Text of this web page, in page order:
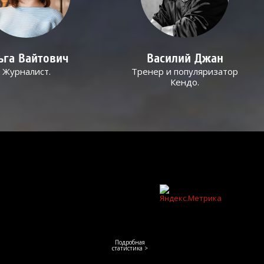
Вайтович
Журналист.
Василий Джан
Тренер и популяризатор
Кендо.
Подробная
статистика >